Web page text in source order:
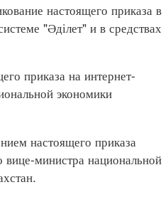
настоящего приказа в
"Әділет" и в средствах
приказа на интернет-
экономики
настоящего приказа
министра национальной